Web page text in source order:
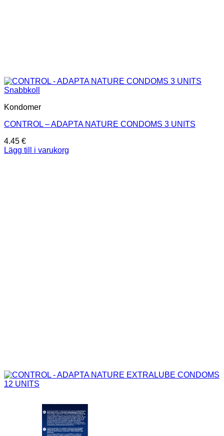
Snabbkoll
Kondomer
CONTROL – ADAPTA NATURE CONDOMS 3 UNITS
4.45 €
Lägg till i varukorg